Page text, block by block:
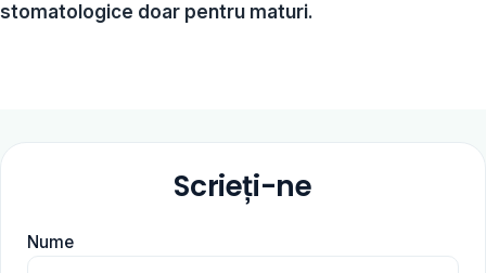
stomatologice doar pentru maturi.
Scrieți-ne
Nume